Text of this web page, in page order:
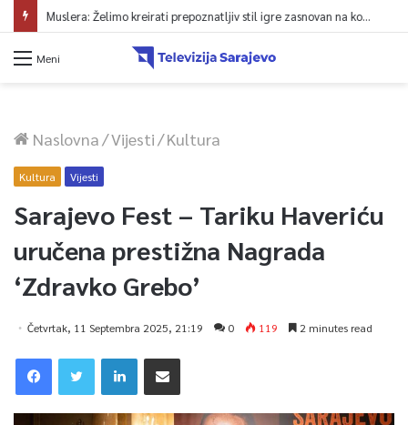
Muslera: Želimo kreirati prepoznatljiv stil igre zasnovan na kontroli lopte
Meni
Naslovna/Vijesti/Kultura
Kultura Vijesti
Sarajevo Fest – Tariku Haveriću
uručena prestižna Nagrada
‘Zdravko Grebo’
Četvrtak, 11 Septembra 2025, 21:19 0 119 2 minutes read